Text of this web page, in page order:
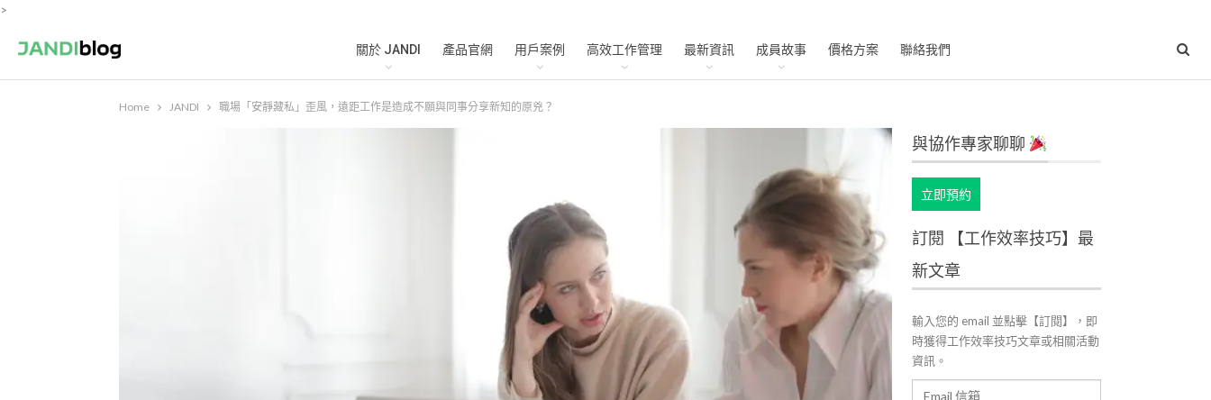
>
關於 JANDI 產品官網 用戶案例 高效工作管理 最新資訊 成員故事 價格方案 聯絡我們
Home JANDI 職場「安靜藏私」歪風，遠距工作是造成不願與同事分享新知的原兇？
與協作專家聊聊
立即預約
訂閱 【工作效率技巧】最
新文章
輸入您的 email 並點擊【訂閱】，即
時獲得工作效率技巧文章或相關活動
資訊。